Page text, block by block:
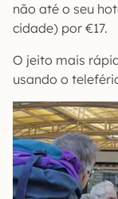
não até o seu
cidade) por €17.
O jeito mais
usando o